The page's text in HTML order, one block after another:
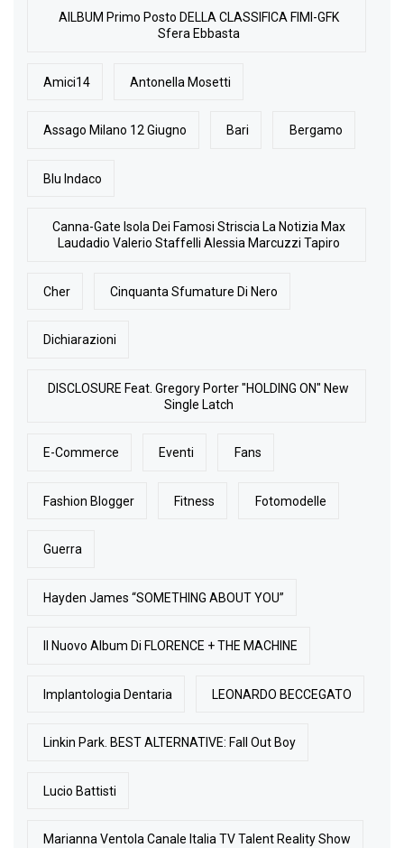
AlLBUM Primo Posto DELLA CLASSIFICA FIMI-GFK
Sfera Ebbasta
Amici14 Antonella Mosetti
Assago Milano 12 Giugno Bari Bergamo
Blu Indaco
Canna-Gate Isola Dei Famosi Striscia La Notizia Max
Laudadio Valerio Staffelli Alessia Marcuzzi Tapiro
Cher Cinquanta Sfumature Di Nero
Dichiarazioni
DISCLOSURE Feat. Gregory Porter "HOLDING ON" New
Single Latch
E-Commerce Eventi Fans
Fashion Blogger Fitness Fotomodelle
Guerra
Hayden James “SOMETHING ABOUT YOU”
Il Nuovo Album Di FLORENCE + THE MACHINE
Implantologia Dentaria LEONARDO BECCEGATO
Linkin Park. BEST ALTERNATIVE: Fall Out Boy
Lucio Battisti
Marianna Ventola Canale Italia TV Talent Reality Show